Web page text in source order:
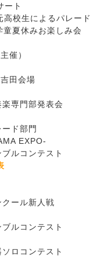
ト
生によるパレード
休みお楽しみ会
催）
田会場
門部発表会
ド部門
EXPO-
コンテスト
ール新人戦
コンテスト
ロコンテスト